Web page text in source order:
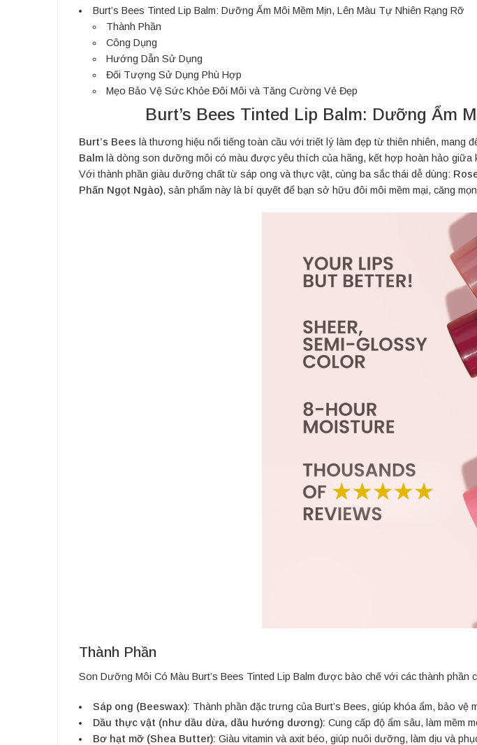
Burt’s Bees Tinted Lip Balm: Dưỡng Ẩm Môi Mềm Mịn, Lên Màu Tự Nhiên Rạng Rỡ
Thành Phần
Công Dụng
Hướng Dẫn Sử Dụng
Đối Tượng Sử Dụng Phù Hợp
Mẹo Bảo Vệ Sức Khỏe Đôi Môi và Tăng Cường Vẻ Đẹp
Burt’s Bees Tinted Lip Balm: Dưỡng Ẩm
Burt’s Bees là thương hiệu nổi tiếng toàn cầu với triết lý làm đẹp từ thiên nhiên, mang
Balm là dòng son dưỡng môi có màu được yêu thích của hãng, kết hợp hoàn hảo
Với thành phần giàu dưỡng chất từ sáp ong và thực vật, cùng ba sắc thái dễ dùng:
Phấn Ngọt Ngào), sản phẩm này là bí quyết để bạn sở hữu đôi môi mềm mại, căng
Thành Phần
Son Dưỡng Môi Có Màu Burt’s Bees Tinted Lip Balm được bào chế với các thành
Sáp ong (Beeswax): Thành phần đặc trưng của Burt’s Bees, giúp khóa ẩm, bảo
Dầu thực vật (như dầu dừa, dầu hướng dương): Cung cấp độ ẩm sâu, làm mềm
Bơ hạt mỡ (Shea Butter): Giàu vitamin và axit béo, giúp nuôi dưỡng, làm dịu và